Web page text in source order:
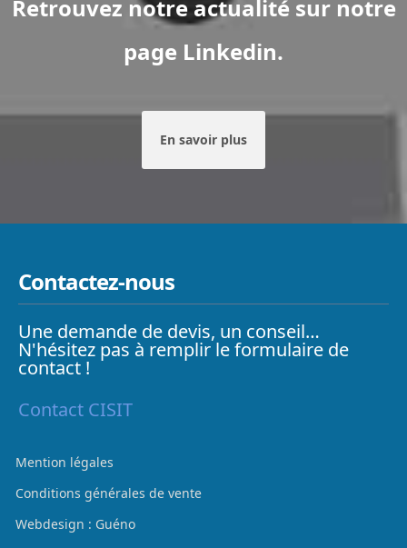
Retrouvez notre actualité sur notre
page Linkedin.
En savoir plus
Contactez-nous
Une demande de devis, un conseil…
N'hésitez pas à remplir le formulaire de
contact !
Contact CISIT
Mention légales
Conditions générales de vente
Webdesign : Guéno